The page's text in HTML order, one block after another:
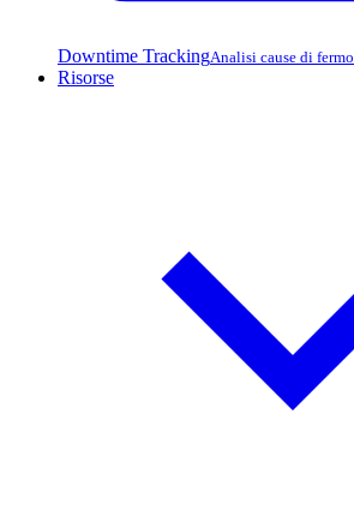
Downtime TrackingAnalisi cause di fermo
Risorse